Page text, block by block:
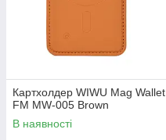
Картхолдер WIWU Mag Wallet
FM MW-005 Brown
В наявності